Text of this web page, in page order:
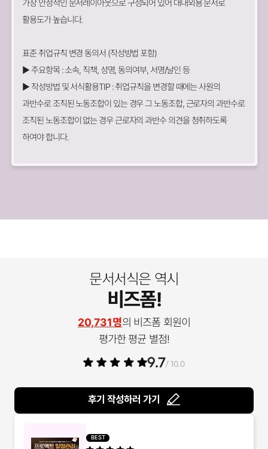
가장 안정적인 문서레이아웃으로 구성되어 있어 대내외용 문서로
활용도가 높습니다.
표준 취업규칙 변경 동의서 (작성방법 포함)
▶ 주요항목 : 소속, 직책, 성명, 동의여부, 서명/날인 등
▶ 작성방법 및 서식활용TIP : 취업규칙을 변경할 때에는 사원의
과반수로 조직된 노동조합이 있는 경우 그 노동조합, 근로자의 과반수로
조직된 노동조합이 없는 경우 근로자의 과반수 의견을 청취하도록
하여야 합니다.
문서서식은 역시
비즈폼!
20,731명의 비즈폼 회원이
평가한 평균 별점!
9.7/ 10.0
후기 작성하러 가기
BEST